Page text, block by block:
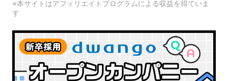
※本サイトはアフィリエイトプログラムによる収益を得ていま
す